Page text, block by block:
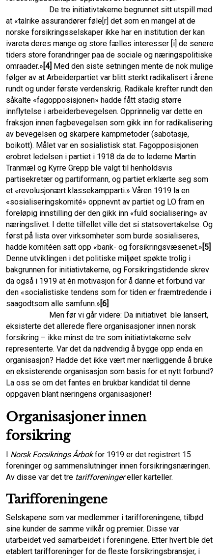
De tre initiativtakerne begrunnet sitt utspill med
at «talrike assurandører føle[r] det som en mangel at de
norske forsikrings­selskaper ikke har en institution der kan
ivareta deres mange og store fælles interesser [i] de senere
tiders store forandringer paa de sociale og næringspolitiske
omraader.» [4] Med den siste setningen mente de nok mulige
følger av at Arbeiderpartiet var blitt sterkt radikalisert i årene
rundt og under første verdenskrig. Radikale krefter rundt den
såkalte «fagopposisjonen» hadde fått stadig større
innflytelse i arbeiderbevegelsen. Opprinnelig var dette en
fraksjon innen fagbevegelsen som gikk inn for radikalisering
av bevegelsen og skarpere kampmetoder (sabotasje,
boikott). Målet var en sosialistisk stat. Fagopposisjonen
erobret ledelsen i partiet i 1918 da de to lederne Martin
Tranmæl og Kyrre Grepp ble valgt til henholdsvis
partisekretær og partiformann, og partiet erklærte seg som
et «revolusjonært klassekampparti.» Våren 1919 la en
«sosialiseringskomité» oppnevnt av partiet og LO fram en
foreløpig innstilling der den gikk inn «fuld socialisering» av
næringslivet. I dette tilfellet ville det si statsovertakelse. Og
først på lista over virksomheter som burde sosialiseres,
hadde komitéen satt opp «bank- og forsikringsvæsenet.» [5]
Denne utviklingen i det politiske miljøet spøkte trolig i
bakgrunnen for initiativtakerne, og Forsikringstidende skrev
da også i 1919 at én motivasjon for å danne et forbund var
den «socialistiske tendens som for tiden er fræmtredende i
saagodtsom alle samfunn.» [6]
Men før vi går videre: Da initiativet ble lansert,
eksisterte det allerede flere organisasjoner innen norsk
forsikring – ikke minst de tre som initiativtakerne selv
representerte. Var det da nødvendig å bygge opp enda en
organisasjon? Hadde det ikke vært mer nærliggende å bruke
en eksisterende organisasjon som basis for et nytt forbund?
La oss se om det fantes en brukbar kandidat til denne
oppgaven blant næringens organisasjoner!
Organisasjoner innen
forsikring
I Norsk Forsikrings Årbokfor 1919 er det registrert 15
foreninger og sammen­slutninger innen forsikringsnæringen.
Av disse var det tre tarifforeningereller karteller.
Tarifforeningene
Selskapene som var medlemmer i tarifforeningene, tilbød
sine kunder de samme vilkår og premier. Disse var
utarbeidet ved samarbeidet i foreningene. Etter hvert ble det
etablert tarifforeninger for de fleste forsikringsbransjer, i